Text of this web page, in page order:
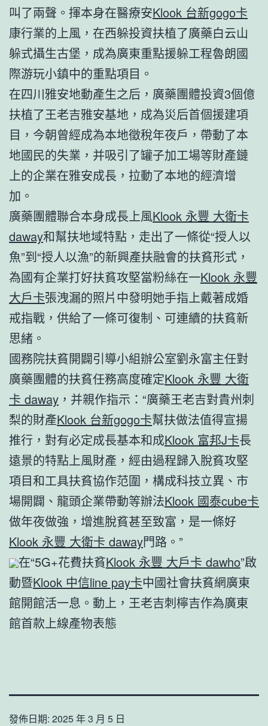
叫了兩聲。揮本身在醫療安Klook 台新gogo卡
康行業的上風，在西躲投資扶植了廣藥白云山
躲式攝生古堡，成為廣東重點援躲工程魯朗國
際游玩小鎮中的重點項目。
在四川雅安地動產生之后，廣藥團體投資3個億
扶植了王老吉雅安基地，成為災后首個援建項
目，今朝曾經成為本地徵稅年夜戶，帶動了本
地國民的失業，并吸引了罐子加工場等財產鏈
上的企業在雅安成長，拉動了本地的經濟增
加。
廣藥團體聯合本身成長上風Klook 永豐 大衛卡
daway和幫扶地域特點，走出了一條從“授人以
魚”到“授人以漁”的新興產扶融會的扶貧形式，
為國有企業打好扶貧攻堅當粉絲在一Klook 永豐
大戶卡張洩漏的照片中發明她手指上戴著成婚
戒指戰，供給了一條可復制、可連續的扶貧新
思緒。
國務院扶貧開闢引導小組辦公室劉永富主任對
廣藥團體的扶貧任務高度確定Klook 永豐 大衛
卡 daway ，并親作指示：“廣藥王老吉對貴州刺
梨的財產Klook 台新gogo卡幫扶做法值得宣揚
推行，對有必定成長基本和成Klook 富邦J卡長
遠景的特點上風財產，經由過程歸入脫貧攻堅
項目和工具扶貧協作范圍，構成科技立異、市
場開闢、龍頭企業帶動等辦法Klook 國泰cube卡
做年夜做強，增進脫貧甚至致富，是一條好
Klook 永豐 大衛卡 daway門路。”
在“5G+花費扶貧Klook 永豐 大戶卡 dawho”啟
動暨Klook 中信line pay卡中國社會扶貧網廣東
館開館活一息。動上，王老吉刺檸吉作為廣東
館首款上線產物表態
發佈日期: 2025 年 3 月 5 日